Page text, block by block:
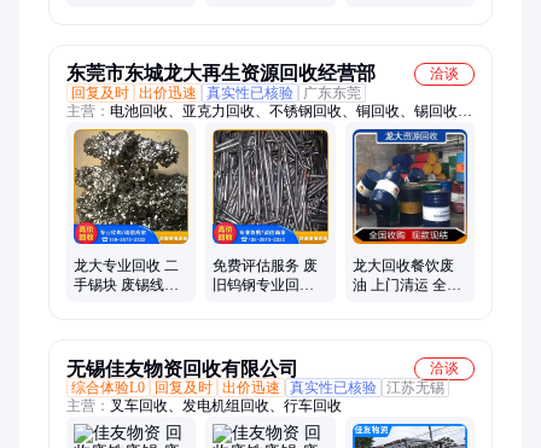
东莞市东城龙大再生资源回收经营部
洽谈
回复及时 出价迅速 真实性已核验
广东东莞
主营： 电池回收、亚克力回收、不锈钢回收、铜回收、锡回收、
钢铁回收、废铝回收、工业废油回收
龙大专业回收 二
手锡块 废锡线锡
免费评估服务 废
旧钨钢专业回收
龙大回收餐饮废
油 上门清运 全程
无锡佳友物资回收有限公司
洽谈
综合体验L0
回复及时 出价迅速 真实性已核验 江苏无锡
主营： 叉车回收、发电机组回收、行车回收